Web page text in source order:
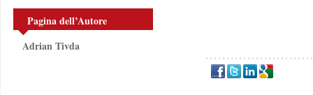
Pagina dell’Autore
Adrian Tivda